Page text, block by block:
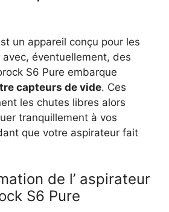
un appareil conçu pour les
éventuellement, des
S6 Pure embarque
capteurs de vide. Ces
les chutes libres alors
tranquillement à vos
que votre aspirateur fait
de l’ aspirateur
S6 Pure